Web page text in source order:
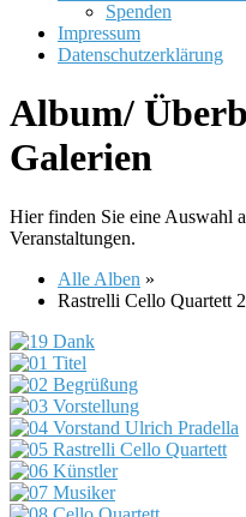
Spenden
Impressum
Datenschutzerklärung
Album/
Galerien
Hier finden Sie eine Auswahl
Veranstaltungen.
Alle Alben »
Rastrelli Cello Quartett